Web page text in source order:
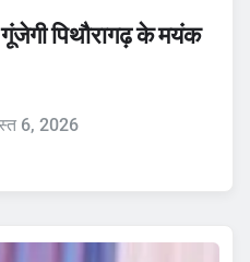
पिथौरागढ़ के मयंक
6, 2026